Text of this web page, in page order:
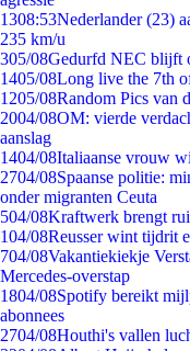
1308:53Nederlander (23)
235 km/u
305/08Gedurfd NEC blijft
1405/08Long live the 7th
1205/08Random Pics van
2004/08OM: vierde
aanslag
1404/08Italiaanse vrouw
2704/08Spaanse politie:
onder migranten Ceuta
504/08Kraftwerk brengt
104/08Reusser wint tijdrit
704/08Vakantiekiekje
Mercedes-overstap
1804/08Spotify bereikt
abonnees
2704/08Houthi's vallen